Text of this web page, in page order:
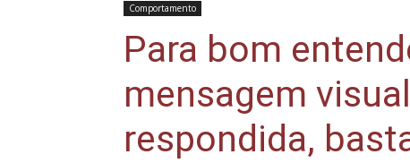
Comportamento
Para bom
mensagem
respondida,